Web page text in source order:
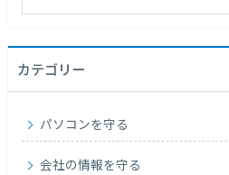
カテゴリー
パソコンを守る
会社の情報を守る